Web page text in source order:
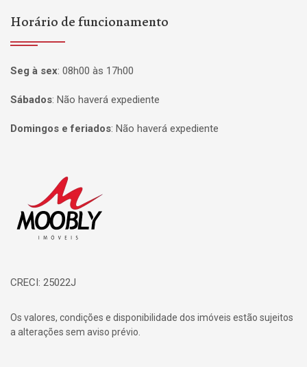
Horário de funcionamento
Seg à sex: 08h00 às 17h00
Sábados: Não haverá expediente
Domingos e feriados: Não haverá expediente
CRECI: 25022J
Os valores, condições e disponibilidade dos imóveis estão sujeitos
a alterações sem aviso prévio.